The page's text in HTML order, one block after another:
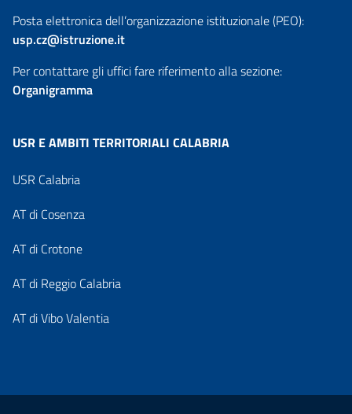
Posta elettronica dell’organizzazione istituzionale (PEO):
usp.cz@istruzione.it
Per contattare gli uffici fare riferimento alla sezione:
Organigramma
USR E AMBITI TERRITORIALI CALABRIA
USR Calabria
AT di Cosenza
AT di Crotone
AT di Reggio Calabria
AT di Vibo Valentia